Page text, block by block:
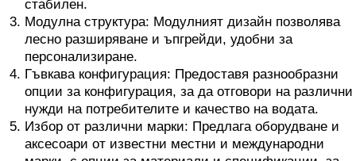
стабилен.
Модулна структура: Модулният дизайн позволява
лесно разширяване и ъпгрейди, удобни за
персонализиране.
Гъвкава конфигурация: Предоставя разнообразни
опции за конфигурация, за да отговори на различни
нужди на потребителите и качество на водата.
Избор от различни марки: Предлага оборудване и
аксесоари от известни местни и международни